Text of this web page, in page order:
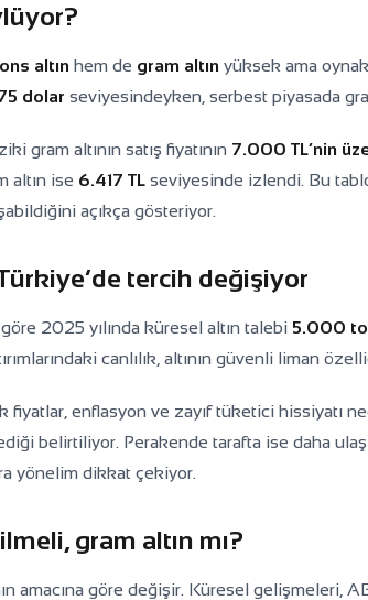
ons altın hem de gram altın yüksek ama
dolar seviyesindeyken, serbest piyasada
gram altının satış fiyatının 7.000 TL’nin
altın ise 6.417 TL seviyesinde izlendi. Bu
açıkça gösteriyor.
tercih değişiyor
2025 yılında küresel altın talebi 5.000
canlılık, altının güvenli liman
fiyatlar, enflasyon ve zayıf tüketici hissiyatı
belirtiliyor. Perakende tarafta ise daha
yönelim dikkat çekiyor.
gram altın mı?
amacına göre değişir. Küresel gelişmeleri,